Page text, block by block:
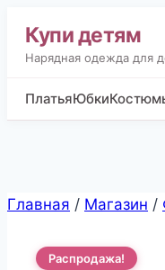
Купи детям
Нарядная одежда для
ПлатьяЮбки
Перейти
содержимому
Главная / Магазин /
Распродажа!